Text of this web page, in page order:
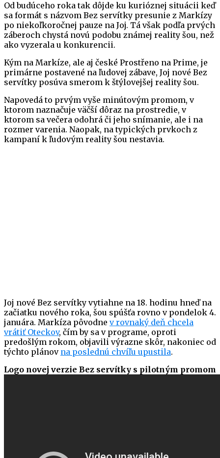
Od budúceho roka tak dôjde ku kurióznej situácii keď
sa formát s názvom Bez servítky presunie z Markízy
po niekoľkoročnej pauze na Joj. Tá však podľa prvých
záberoch chystá novú podobu známej reality šou, než
ako vyzerala u konkurencii.
Kým na Markíze, ale aj české Prostřeno na Prime, je
primárne postavené na ľudovej zábave, Joj nové Bez
servítky posúva smerom k štýlovejšej reality šou.
Napovedá to prvým vyše minútovým promom, v
ktorom naznačuje väčší dôraz na prostredie, v
ktorom sa večera odohrá či jeho snímanie, ale i na
rozmer varenia. Naopak, na typických prvkoch z
kampaní k ľudovým reality šou nestavia.
Joj nové Bez servítky vytiahne na 18. hodinu hneď na
začiatku nového roka, šou spúšťa rovno v pondelok 4.
januára. Markíza pôvodne v rovnaký deň chcela
vrátiť Oteckov, čím by sa v programe, oproti
predošlým rokom, objavili výrazne skôr, nakoniec od
týchto plánov na poslednú chvíľu upustila.
Logo novej verzie Bez servítky s pilotným promom